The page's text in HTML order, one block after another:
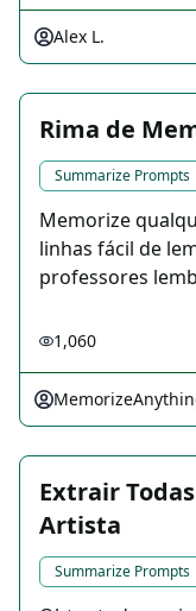
Alex L.
Rima de
Summarize Prompts
Memorize
linhas fácil de
professores
1,060
Extrair
Artista
Summarize Prompts